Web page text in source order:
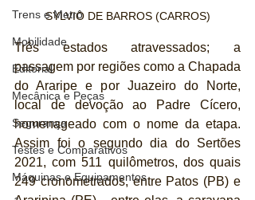
Trens e Metrô
Mobilidade
Editorial
Mecânica e Peças
Segurança
Testes e Comparativos
Máquinas e Equipamentos
SYLVIO DE BARROS (CARROS)
Três estados atravessados; a
passagem por regiões como a Chapada
do Araripe e por Juazeiro do Norte,
local de devoção ao Padre Cícero,
homenageado com o nome da etapa.
Assim foi o segundo dia do Sertões
2021, com 511 quilômetros, dos quais
249 cronometrados, entre Patos (PB) e